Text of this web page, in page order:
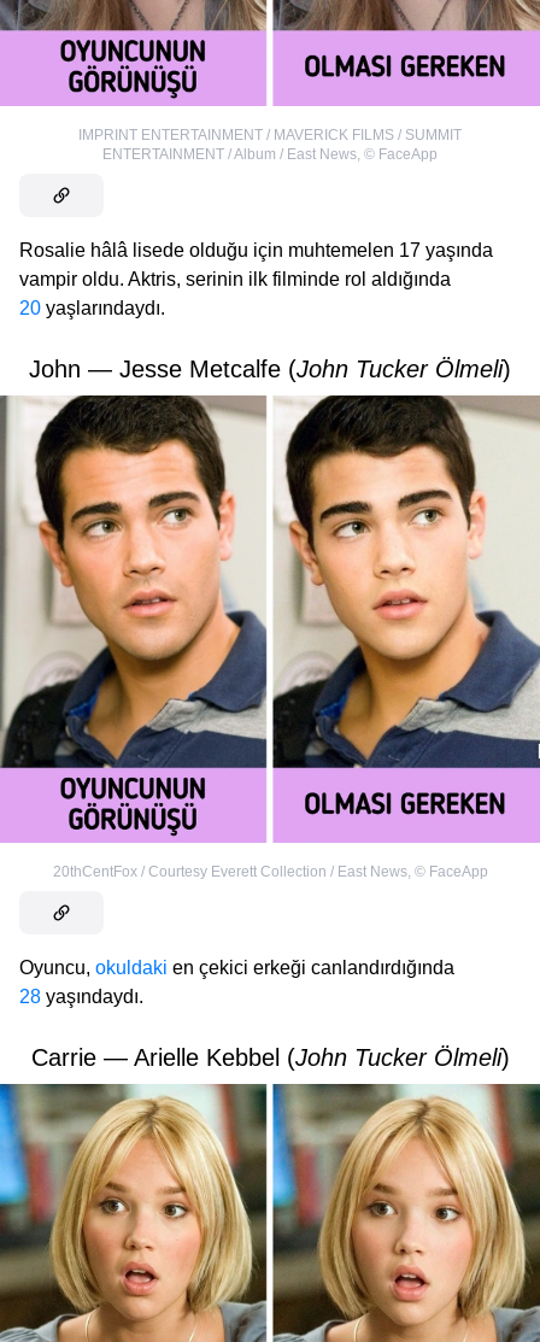
IMPRINT ENTERTAINMENT / MAVERICK FILMS / SUMMIT
ENTERTAINMENT / Album / East News, © FaceApp
Rosalie hâlâ lisede olduğu için muhtemelen 17 yaşında
vampir oldu. Aktris, serinin ilk filminde rol aldığında
20 yaşlarındaydı.
John — Jesse Metcalfe (John Tucker Ölmeli)
20thCentFox / Courtesy Everett Collection / East News, © FaceApp
Oyuncu, okuldaki en çekici erkeği canlandırdığında
28 yaşındaydı.
Carrie — Arielle Kebbel (John Tucker Ölmeli)